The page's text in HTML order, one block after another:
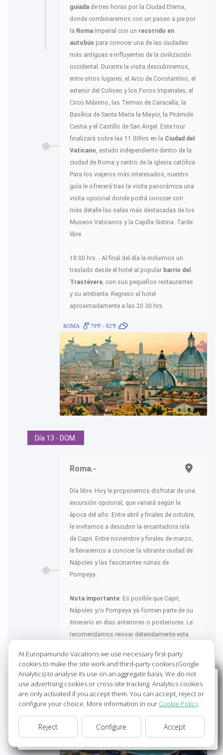
guiada de tres horas por la Ciudad Eterna,
donde combinaremos con un paseo a pie por
la Roma Imperial con un recorrido en
autobús para conocer una de las ciudades
más antiguas e influyentes de la civilización
occidental. Durante la visita descubriremos,
entre otros lugares, el Arco de Constantino, el
exterior del Coliseo y los Foros Imperiales, el
Circo Máximo, las Termas de Caracalla, la
Basílica de Santa María la Mayor, la Pirámide
Cestia y el Castillo de San Ángel. Este tour
finalizará sobre las 11.00hrs en la Ciudad del
Vaticano , estado independiente dentro de la
ciudad de Roma y centro de la iglesia católica.
Para los viajeros más interesados, nuestro
guía le ofrecerá tras la visita panorámica una
visita opcional donde podrá conocer con
más detalle las salas más destacadas de los
Museos Vaticanos y la Capilla Sixtina. Tarde
libre.
18:00 hrs. - Al final del día le incluimos un
traslado desde el hotel al popular barrio del
Trastévere , con sus pequeños restaurantes
y su ambiente. Regreso al hotel
aproximadamente a las 20.30 hrs.
ROMA 79ºF - 82ºF
Día 13 - DOM.
Roma.-
Día libre. Hoy le proponemos disfrutar de una
excursión opcional, que variará según la
época del año. Entre abril y finales de octubre,
le invitamos a descubrir la encantadora isla
de Capri. Entre noviembre y finales de marzo,
le llevaremos a conocer la vibrante ciudad de
Nápoles y las fascinantes ruinas de
Pompeya.
Nota importante: Es posible que Capri,
Nápoles y/o Pompeya ya formen parte de su
itinerario en días anteriores o posteriores. Le
recomendamos revisar detenidamente esta
opcional.
ROMA 79ºF - 82ºF
Wellcome to Europamundo Vacations, your in the
international site of:
Bienvenido a Europamundo Vacaciones, está usted en el
sitio internacional de:
USA(en) change/cambiar
At Europamundo Vacations we use necessary first-party
cookies to make the site work and third-party cookies (Google
Analytics) to analyse its use on an aggregate basis. We do not
use advertising cookies or cross-site tracking. Analytics cookies
are only activated if you accept them. You can accept, reject or
configure your choice. More information in our Cookie Policy.
Reject Configure Accept